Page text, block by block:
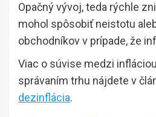
Opačný vývoj, teda rýchle
mohol spôsobiť neistotu
obchodníkov v prípade, že
Viac o súvise medzi
správaním trhu nájdete v
dezinflácia.